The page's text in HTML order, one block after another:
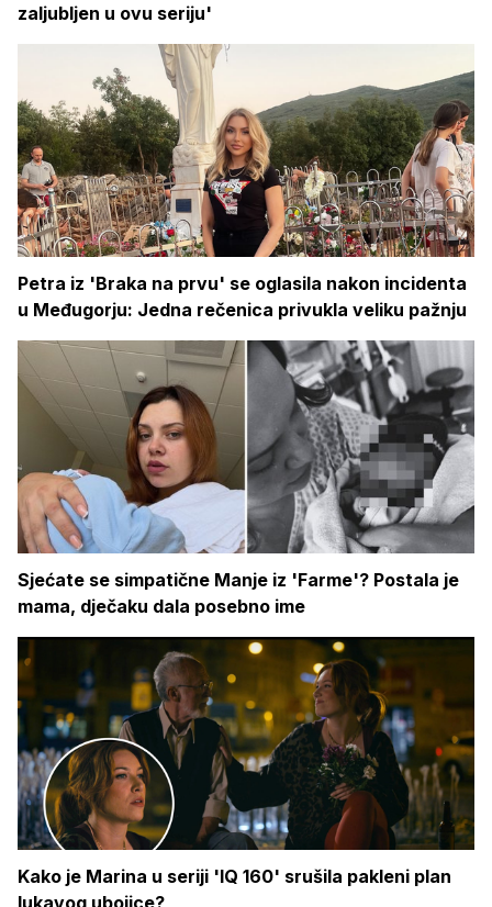
zaljubljen u ovu seriju'
Petra iz 'Braka na prvu' se oglasila nakon incidenta
u Međugorju: Jedna rečenica privukla veliku pažnju
Sjećate se simpatične Manje iz 'Farme'? Postala je
mama, dječaku dala posebno ime
Kako je Marina u seriji 'IQ 160' srušila pakleni plan